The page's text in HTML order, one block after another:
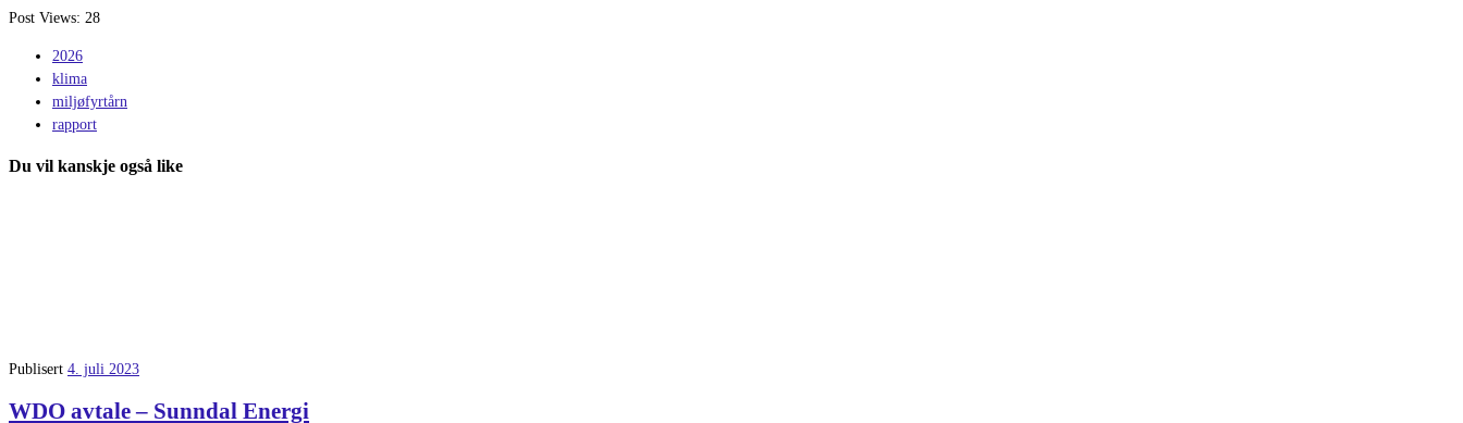
Post Views: 28
2026
klima
miljøfyrtårn
rapport
Du vil kanskje også like
Publisert 4. juli 2023
WDO avtale – Sunndal Energi